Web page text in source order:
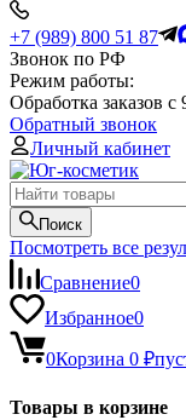
+7 (989) 800 51 87
Звонок по РФ
Режим работы:
Обработка заказов
Обратный звонок
Личный кабинет
Поиск
Посмотреть все
Сравнение0
Избранное0
0Корзина 0 ₽
Товары в корзине